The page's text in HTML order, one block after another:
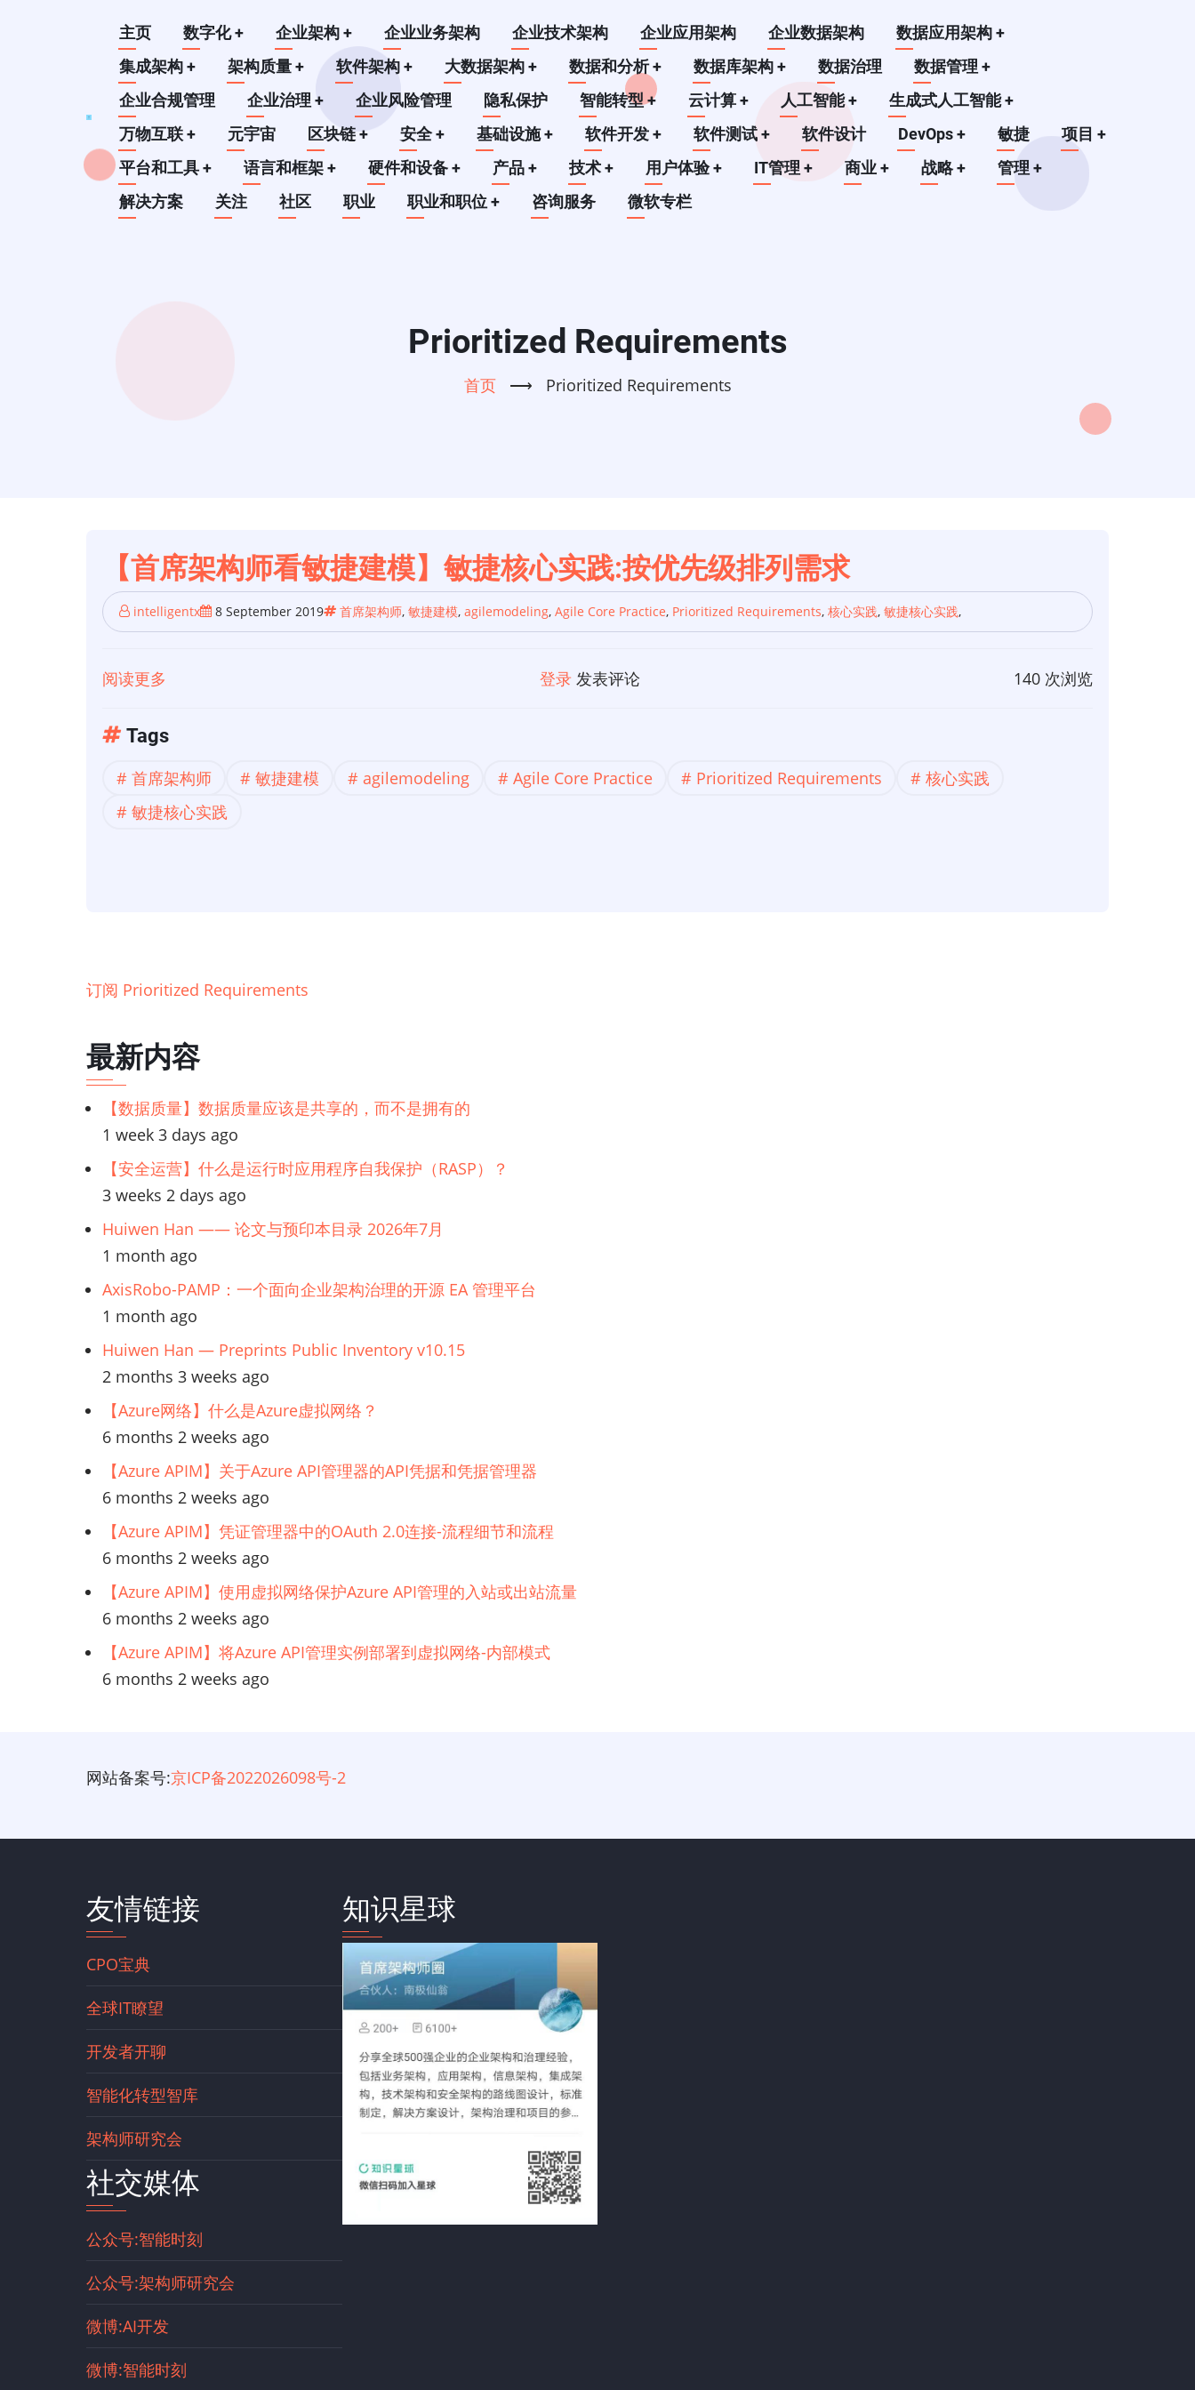
Main
navigation
主页 数字化+ 企业架构+ 企业业务架构 企业技术架构 企业应用架构 企业数据架构 数据应用架构+
集成架构+ 架构质量+ 软件架构+ 大数据架构+ 数据和分析+ 数据库架构+ 数据治理 数据管理+
企业合规管理
企业治理+ 企业风险管理 隐私保护 智能转型+ 云计算+ 人工智能+ 生成式人工智能+
万物互联+ 元宇宙 区块链+ 安全+ 基础设施+ 软件开发+ 软件测试+ 软件设计 DevOps+ 敏捷 项目+
平台和工具+ 语言和框架+ 硬件和设备+ 产品+ 技术+ 用户体验+ IT管理+ 商业+ 战略+ 管理+
解决方案
关注 社区 职业 职业和职位+ 咨询服务 微软专栏
Prioritized Requirements
首页 ⟶ Prioritized Requirements
【首席架构师看敏捷建模】敏捷核心实践:按优先级排列需求
intelligentx 8 September 2019 首席架构师, 敏捷建模, agilemodeling, Agile Core Practice, Prioritized Requirements, 核心实践, 敏捷核心实践,
阅读更多
【首
架
构
敏
核
实
践:
按
优
级
排
列
需
求
登录 发表评论 140 次浏览
Tags
首席架构师 敏捷建模 agilemodeling Agile Core Practice Prioritized Requirements
核心实践
敏捷核心实践
订阅 Prioritized Requirements
最新内容
【数据质量】数据质量应该是共享的，而不是拥有的
1 week 3 days ago
【安全运营】什么是运行时应用程序自我保护（RASP）？
3 weeks 2 days ago
Huiwen Han —— 论文与预印本目录 2026年7月
1 month ago
AxisRobo-PAMP：一个面向企业架构治理的开源 EA 管理平台
1 month ago
Huiwen Han — Preprints Public Inventory v10.15
2 months 3 weeks ago
【Azure网络】什么是Azure虚拟网络？
6 months 2 weeks ago
【Azure APIM】关于Azure API管理器的API凭据和凭据管理器
6 months 2 weeks ago
【Azure APIM】凭证管理器中的OAuth 2.0连接-流程细节和流程
6 months 2 weeks ago
【Azure APIM】使用虚拟网络保护Azure API管理的入站或出站流量
6 months 2 weeks ago
【Azure APIM】将Azure API管理实例部署到虚拟网络-内部模式
6 months 2 weeks ago
网站备案号:京ICP备2022026098号-2
友情链接
CPO宝典
全球IT瞭望
开发者开聊
智能化转型智库
架构师研究会
社交媒体
公众号:智能时刻
公众号:架构师研究会
微博:AI开发
微博:智能时刻
知识星球